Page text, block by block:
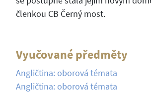
členkou CB Černý most.
Vyučované předměty
Angličtina: oborová témata
Angličtina: oborová témata